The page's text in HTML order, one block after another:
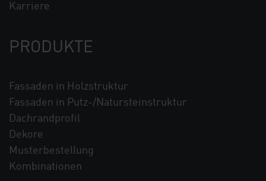
PRODUKTE
Fassaden in Holzstruktur
Fassaden in Putz-/Natursteinstruktur
Dachrandprofil
Dekore
Musterbestellung
Kombinationen
Karriere